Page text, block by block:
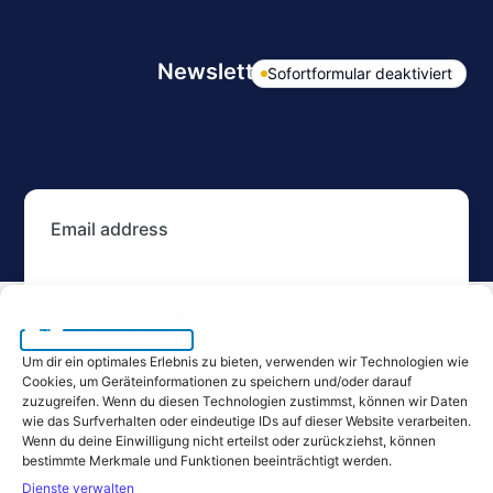
Um dir ein optimales Erlebnis zu bieten, verwenden wir Technologien wie
Cookies, um Geräteinformationen zu speichern und/oder darauf
zuzugreifen. Wenn du diesen Technologien zustimmst, können wir Daten
wie das Surfverhalten oder eindeutige IDs auf dieser Website verarbeiten.
Wenn du deine Einwilligung nicht erteilst oder zurückziehst, können
bestimmte Merkmale und Funktionen beeinträchtigt werden.
Dienste verwalten
Newsletter Form
Email address
Subscribe
Mit ♡ gefertigt SureForms
Sofortformular deaktiviert